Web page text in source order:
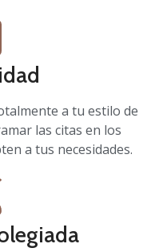
a tu estilo de
las citas en los
a tus necesidades.